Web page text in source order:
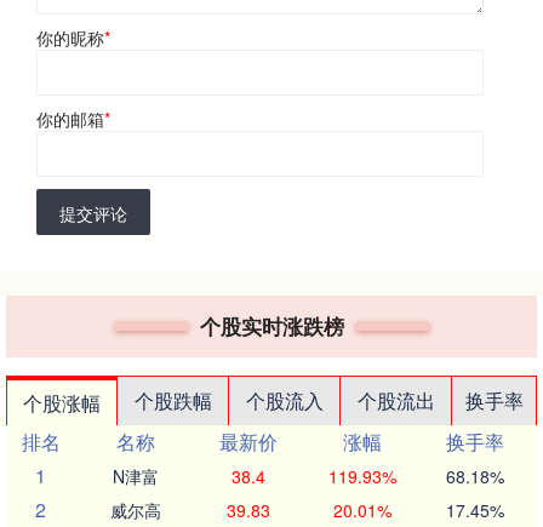
你的昵称*
你的邮箱*
提交评论
个股实时涨跌榜
个股涨幅 个股跌幅 个股流入 个股流出
换手率
排名
名称 最新价 涨幅
换手率
1
N津富 38.4 119.93% 68.18%
2 威尔高 39.83 20.01% 17.45%